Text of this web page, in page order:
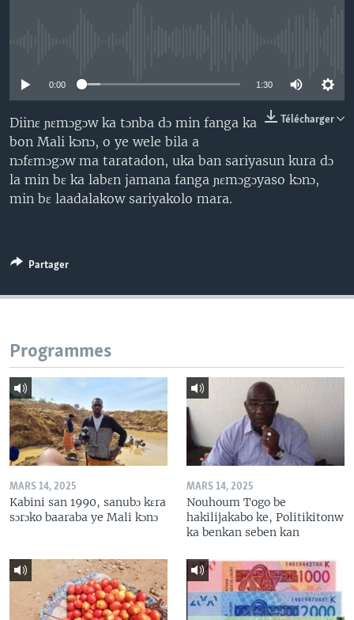
0:00 1:30
Télécharger
Diinɛ ɲɛmɔgɔw ka tɔnba dɔ min fanga ka
bon Mali kɔnɔ, o ye wele bila a
nɔfɛmɔgɔw ma taratadon, uka ban sariyasun kura dɔ
la min bɛ ka labɛn jamana fanga ɲɛmɔgɔyaso kɔnɔ,
min bɛ laadalakow sariyakolo mara.
Partager
Programmes
MARS 14, 2025
Kabini san 1990, sanubɔ kɛra
sɔrɔko baaraba ye Mali kɔnɔ
MARS 14, 2025
Nouhoum Togo be
hakilijakabo ke, Politikitonw
ka benkan seben kan